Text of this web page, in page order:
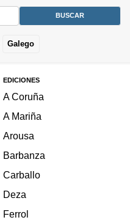
Galego
EDICIONES
A Coruña
A Mariña
Arousa
Barbanza
Carballo
Deza
Ferrol